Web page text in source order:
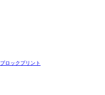
ブロックプリント